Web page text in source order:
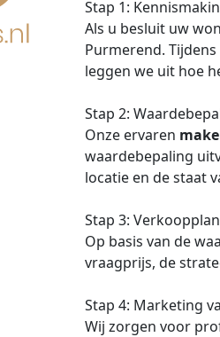
Stap 1:
Als u besluit uw
Purmerend.
leggen we uit hoe
Stap 2:
Onze ervaren
waardebepaling
locatie en de staat
Stap 3:
Op basis van de
vraagprijs, de
Stap 4: Marketing
Wij zorgen voor